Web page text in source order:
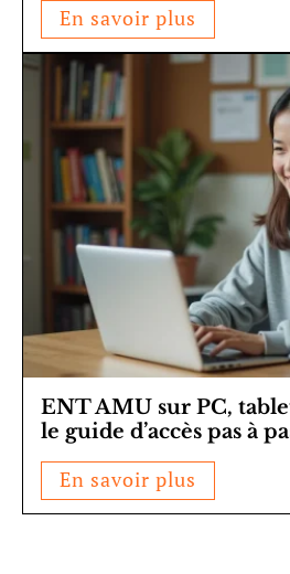
En savoir plus
ENT AMU sur PC,
le guide d’accès pas à
En savoir plus